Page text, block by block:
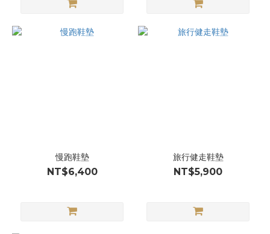
慢跑鞋墊
NT$6,400
旅行健走鞋墊
NT$5,900